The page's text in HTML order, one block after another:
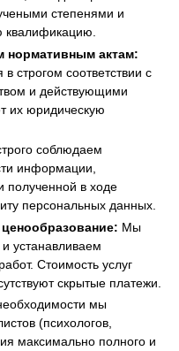
степенями и
квалификацию.
нормативным актам:
строгом соответствии с
и действующими
их юридическую
соблюдаем
информации,
полученной в ходе
персональных данных.
Мы
устанавливаем
Стоимость услуг
скрытые платежи.
мы
(психологов,
максимально полного и